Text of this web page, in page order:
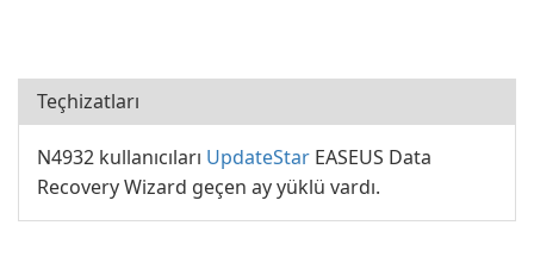
Teçhizatları
N4932 kullanıcıları UpdateStar EASEUS Data
Recovery Wizard geçen ay yüklü vardı.